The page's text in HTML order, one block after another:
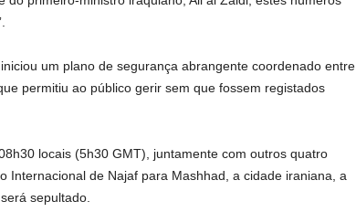
um plano de segurança abrangente coordenado entre
permitiu ao público gerir sem que fossem registados
locais (5h30 GMT), juntamente com outros quatro
Internacional de Najaf para Mashhad, a cidade iraniana, a
sepultado.